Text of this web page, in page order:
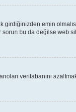
emin
bu da değilse web
veritabanını